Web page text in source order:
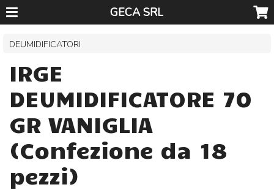
GECA SRL
DEUMIDIFICATORI
IRGE
DEUMIDIFICATORE 70
GR VANIGLIA
(Confezione da 18
pezzi)